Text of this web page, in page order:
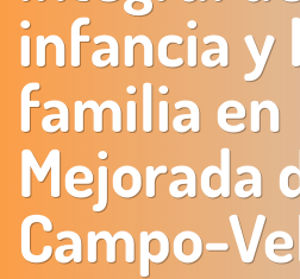
infancia y
familia en
Mejorada
Campo-